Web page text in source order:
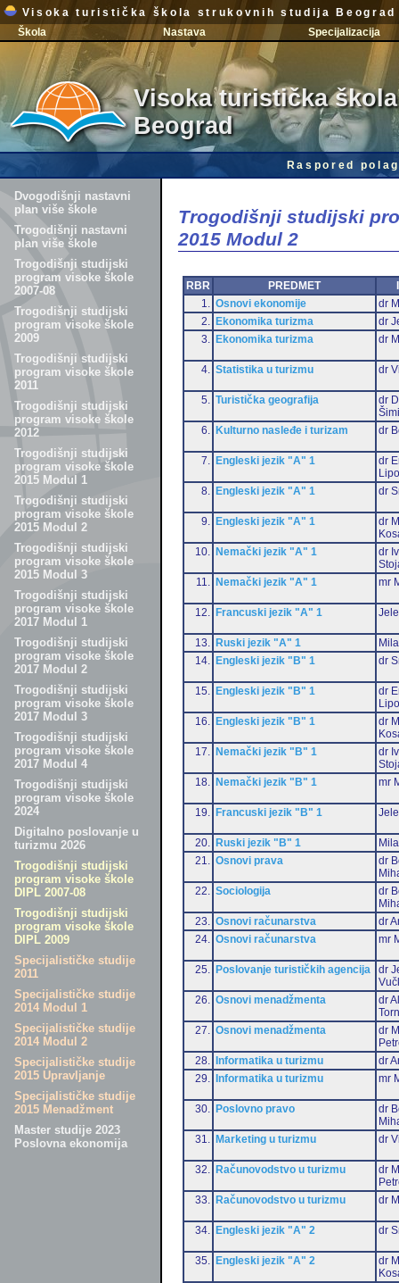
Visoka turistička škola strukovnih studija Beograd
Škola
Nastava Specijalizacija
Visoka turistička
Beograd
Raspored
Dvogodišnji nastavni
plan više škole
Trogodišnji nastavni
plan više škole
Trogodišnji studijski
program visoke škole
2007-08
Trogodišnji studijski
program visoke škole
2009
Trogodišnji studijski
program visoke škole
2011
Trogodišnji studijski
program visoke škole
2012
Trogodišnji studijski
program visoke škole
2015 Modul 1
Trogodišnji studijski
program visoke škole
2015 Modul 2
Trogodišnji studijski
program visoke škole
2015 Modul 3
Trogodišnji studijski
program visoke škole
2017 Modul 1
Trogodišnji studijski
program visoke škole
2017 Modul 2
Trogodišnji studijski
program visoke škole
2017 Modul 3
Trogodišnji studijski
program visoke škole
2017 Modul 4
Trogodišnji studijski
program visoke škole
2024
Digitalno poslovanje u
turizmu 2026
Trogodišnji studijski
program visoke škole
DIPL 2007-08
Trogodišnji studijski
program visoke škole
DIPL 2009
Specijalističke studije
2011
Specijalističke studije
2014 Modul 1
Specijalističke studije
2014 Modul 2
Specijalističke studije
2015 Upravljanje
Specijalističke studije
2015 Menadžment
Master studije 2023
Poslovna ekonomija
Trogodišnji studijski
2015 Modul 2
RBR PREDMET
1.
Osnovi ekonomije
dr
2.
Ekonomika turizma
dr
3.
Ekonomika turizma dr
4. Statistika u turizmu dr
5. Turistička geografija
dr
6.
Kulturno nasleđe i turizam dr
7. Engleski jezik "A" 1
dr
8.
Engleski jezik "A" 1 dr
9. Engleski jezik "A" 1
dr
10.
Nemački jezik "A" 1
dr
11.
Nemački jezik "A" 1 mr
12. Francuski jezik "A" 1
13. Ruski jezik "A" 1
14.
Engleski jezik "B" 1 dr
15. Engleski jezik "B" 1
dr
16.
Engleski jezik "B" 1
dr
17.
Nemački jezik "B" 1
dr
18.
Nemački jezik "B" 1 mr
19. Francuski jezik "B" 1
20. Ruski jezik "B" 1
21.
Osnovi prava
dr
22.
Sociologija
dr
23.
Osnovi računarstva
dr
24.
Osnovi računarstva mr
25. Poslovanje turističkih agencija
dr
26.
Osnovi menadžmenta
dr
27.
Osnovi menadžmenta
dr
28.
Informatika u turizmu
dr
29.
Informatika u turizmu mr
30. Poslovno pravo
dr
31.
Marketing u turizmu dr
32. Računovodstvo u turizmu
dr
33.
Računovodstvo u turizmu dr
34. Engleski jezik "A" 2 dr
35. Engleski jezik "A" 2
dr